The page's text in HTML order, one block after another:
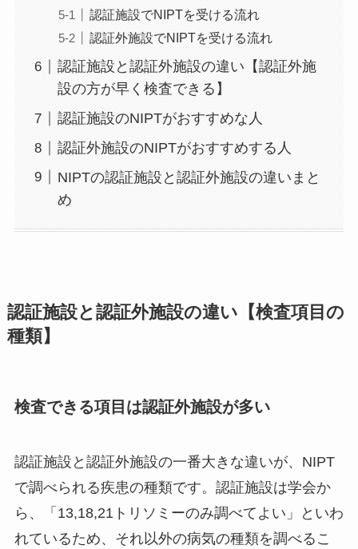
認証施設でNIPTを受ける流れ
認証外施設でNIPTを受ける流れ
認証施設と認証外施設の違い【認証外施
設の方が早く検査できる】
認証施設のNIPTがおすすめな人
認証外施設のNIPTがおすすめする人
NIPTの認証施設と認証外施設の違いまと
め
認証施設と認証外施設の違い【検査項目の
種類】
検査できる項目は認証外施設が多い
認証施設と認証外施設の一番大きな違いが、NIPT
で調べられる疾患の種類です。認証施設は学会か
ら、「13,18,21トリソミーのみ調べてよい」といわ
れているため、それ以外の病気の種類を調べるこ